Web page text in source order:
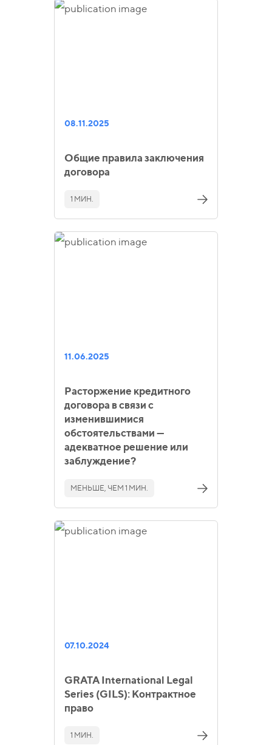
08.11.2025
Общие правила заключения
договора
1 МИН.
11.06.2025
Расторжение кредитного
договора в связи с
изменившимися
обстоятельствами —
адекватное решение или
заблуждение?
МЕНЬШЕ, ЧЕМ 1 МИН.
07.10.2024
GRATA International Legal
Series (GILS): Контрактное
право
1 МИН.